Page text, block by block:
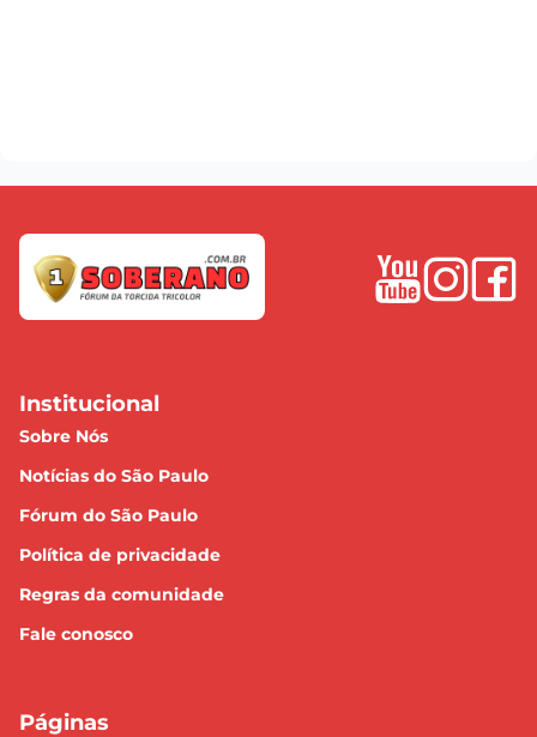
Institucional
Sobre Nós
Notícias do São Paulo
Fórum do São Paulo
Política de privacidade
Regras da comunidade
Fale conosco
Páginas